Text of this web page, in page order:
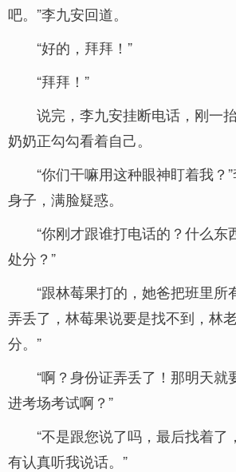
吧。”李九安回道。
“好的，拜拜！”
“拜拜！”
说完，李九安挂断电话，刚一
奶奶正勾勾看着自己。
“你们干嘛用这种眼神盯着我？
身子，满脸疑惑。
“你刚才跟谁打电话的？什么东
处分？”
“跟林莓果打的，她爸把班里所
弄丢了，林莓果说要是找不到，林
分。”
“啊？身份证弄丢了！那明天就
进考场考试啊？”
“不是跟您说了吗，最后找着了
有认真听我说话。”